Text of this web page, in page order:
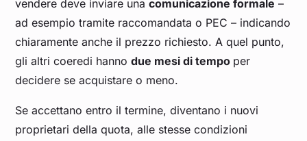
vendere deve inviare unacomunicazione formale –
ad esempio tramite raccomandata o PEC – indicando
chiaramente anche il prezzo richiesto. A quel punto,
gli altri coeredi hannodue mesi di tempo per
decidere se acquistare o meno.
Se accettano entro il termine, diventano i nuovi
proprietari della quota, alle stesse condizioni